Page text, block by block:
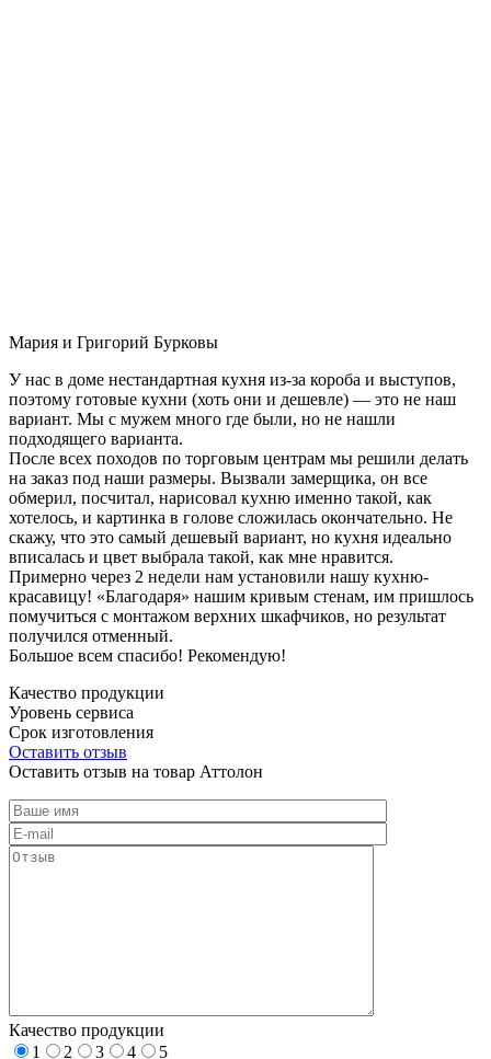
Мария и Григорий Бурковы
У нас в доме нестандартная кухня из-за короба и выступов,
поэтому готовые кухни (хоть они и дешевле) — это не наш
вариант. Мы с мужем много где были, но не нашли
подходящего варианта.
После всех походов по торговым центрам мы решили делать
на заказ под наши размеры. Вызвали замерщика, он все
обмерил, посчитал, нарисовал кухню именно такой, как
хотелось, и картинка в голове сложилась окончательно. Не
скажу, что это самый дешевый вариант, но кухня идеально
вписалась и цвет выбрала такой, как мне нравится.
Примерно через 2 недели нам установили нашу кухню-
красавицу! «Благодаря» нашим кривым стенам, им пришлось
помучиться с монтажом верхних шкафчиков, но результат
получился отменный.
Большое всем спасибо! Рекомендую!
Качество продукции
Уровень сервиса
Срок изготовления
Оставить отзыв
Оставить отзыв на товар Аттолон
Качество продукции
1
2 3 4
5